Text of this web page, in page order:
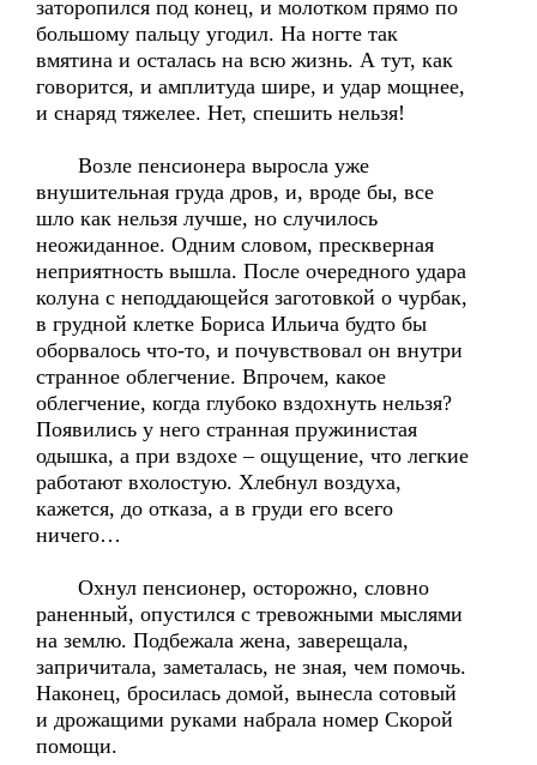
заторопился под конец, и молотком прямо по
большому пальцу угодил. На ногте так
вмятина и осталась на всю жизнь. А тут, как
говорится, и амплитуда шире, и удар мощнее,
и снаряд тяжелее. Нет, спешить нельзя!
Возле пенсионера выросла уже
внушительная груда дров, и, вроде бы, все
шло как нельзя лучше, но случилось
неожиданное. Одним словом, прескверная
неприятность вышла. После очередного удара
колуна с неподдающейся заготовкой о чурбак,
в грудной клетке Бориса Ильича будто бы
оборвалось что-то, и почувствовал он внутри
странное облегчение. Впрочем, какое
облегчение, когда глубоко вздохнуть нельзя?
Появились у него странная пружинистая
одышка, а при вздохе – ощущение, что легкие
работают вхолостую. Хлебнул воздуха,
кажется, до отказа, а в груди его всего
ничего…
Охнул пенсионер, осторожно, словно
раненный, опустился с тревожными мыслями
на землю. Подбежала жена, заверещала,
запричитала, заметалась, не зная, чем помочь.
Наконец, бросилась домой, вынесла сотовый
и дрожащими руками набрала номер Скорой
помощи.